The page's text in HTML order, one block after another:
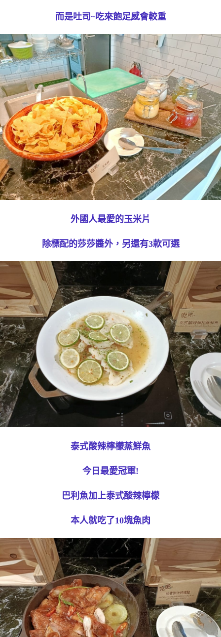
而是吐司~吃來飽足感會較重
外國人最愛的玉米片
除標配的莎莎醬外，另還有3款可選
泰式酸辣檸檬蒸鮮魚
今日最愛冠軍!
巴利魚加上泰式酸辣檸檬
本人就吃了10塊魚肉